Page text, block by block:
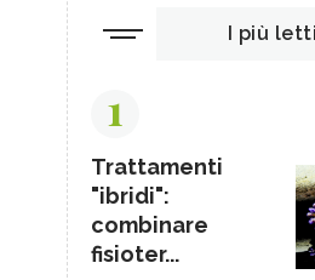
I più letti
1
Trattamenti
"ibridi":
combinare
fisioter...